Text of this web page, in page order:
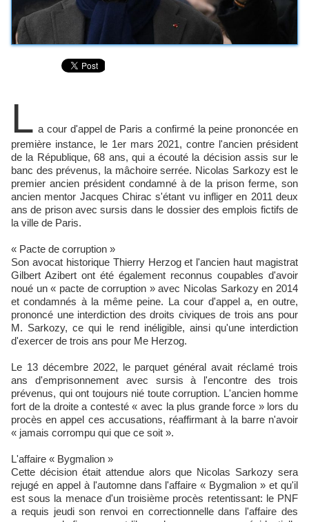
L a cour d'appel de Paris a confirmé la peine prononcée en
première instance, le 1er mars 2021, contre l'ancien président
de la République, 68 ans, qui a écouté la décision assis sur le
banc des prévenus, la mâchoire serrée. Nicolas Sarkozy est le
premier ancien président condamné à de la prison ferme, son
ancien mentor Jacques Chirac s'étant vu infliger en 2011 deux
ans de prison avec sursis dans le dossier des emplois fictifs de
la ville de Paris.
« Pacte de corruption »
Son avocat historique Thierry Herzog et l'ancien haut magistrat
Gilbert Azibert ont été également reconnus coupables d'avoir
noué un « pacte de corruption » avec Nicolas Sarkozy en 2014
et condamnés à la même peine. La cour d'appel a, en outre,
prononcé une interdiction des droits civiques de trois ans pour
M. Sarkozy, ce qui le rend inéligible, ainsi qu'une interdiction
d'exercer de trois ans pour Me Herzog.
Le 13 décembre 2022, le parquet général avait réclamé trois
ans d'emprisonnement avec sursis à l'encontre des trois
prévenus, qui ont toujours nié toute corruption. L'ancien homme
fort de la droite a contesté « avec la plus grande force » lors du
procès en appel ces accusations, réaffirmant à la barre n'avoir
« jamais corrompu qui que ce soit ».
L'affaire « Bygmalion »
Cette décision était attendue alors que Nicolas Sarkozy sera
rejugé en appel à l'automne dans l'affaire « Bygmalion » et qu'il
est sous la menace d'un troisième procès retentissant: le PNF
a requis jeudi son renvoi en correctionnelle dans l'affaire des